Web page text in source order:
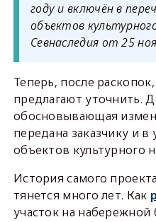
году и включён в
объектов
Севнаследия от 25
Теперь, после
предлагают уточнить.
обосновывающая
передана заказчику и
объектов культурного
История самого
тянется много лет. Как
участок на